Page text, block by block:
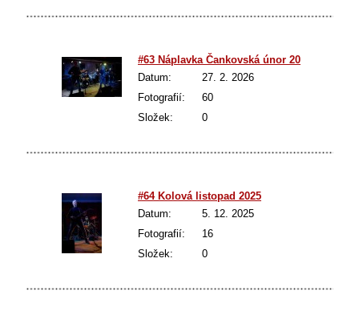
#63 Náplavka Čankovská únor 2026
Datum:
27. 2. 2026
Fotografií:
60
Složek:
0
#64 Kolová listopad 2025
Datum:
5. 12. 2025
Fotografií:
16
Složek:
0